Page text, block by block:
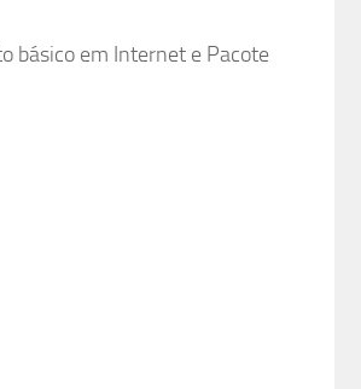
básico em Internet e Pacote